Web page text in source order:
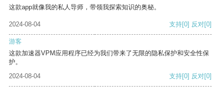
这款app就像我的私人导师，带领我探索知识的奥秘。
2024-08-04 支持[0] 反对[0]
游客
这款加速器VPM应用程序已经为我们带来了无限的隐私保护和安全性保
护。
2024-08-04
支持[0] 反对[0]